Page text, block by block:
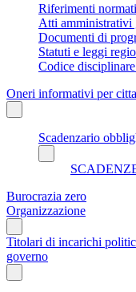
Riferimenti
Atti amministrativi
Documenti di
Statuti e leggi
Codice
Oneri informativi per
Scadenzario
Burocrazia zero
Organizzazione
Titolari di incarichi
governo